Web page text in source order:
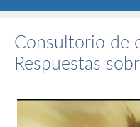
Consultorio de
Respuestas